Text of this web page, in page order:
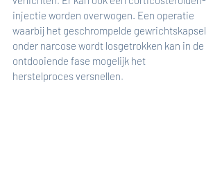
injectie worden overwogen. Een operatie
waarbij het geschrompelde gewrichtskapsel
onder narcose wordt losgetrokken kan in de
ontdooiende fase mogelijk het
herstelproces versnellen.